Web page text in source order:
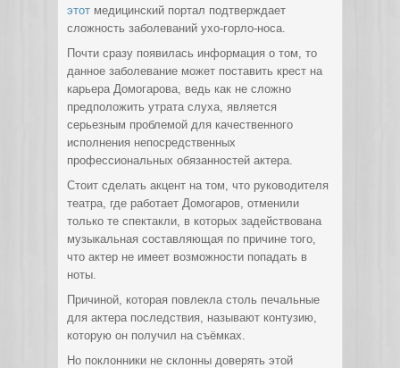
этот медицинский портал подтверждает
сложность заболеваний ухо-горло-носа.
Почти сразу появилась информация о том, то
данное заболевание может поставить крест на
карьера Домогарова, ведь как не сложно
предположить утрата слуха, является
серьезным проблемой для качественного
исполнения непосредственных
профессиональных обязанностей актера.
Стоит сделать акцент на том, что руководителя
театра, где работает Домогаров, отменили
только те спектакли, в которых задействована
музыкальная составляющая по причине того,
что актер не имеет возможности попадать в
ноты.
Причиной, которая повлекла столь печальные
для актера последствия, называют контузию,
которую он получил на съёмках.
Но поклонники не склонны доверять этой